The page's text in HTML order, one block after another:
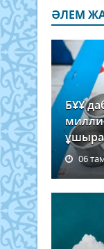
ӘЛЕМ
БҰҰ
06